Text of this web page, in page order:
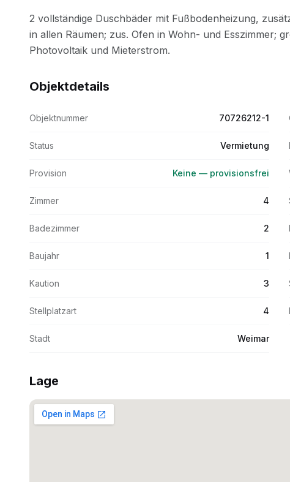
Objektdetails
Objektnummer 70726212-1
Status Vermietung
Provision Keine — provisionsfrei
Zimmer 4
Badezimmer 2
Baujahr 1
Kaution 3
Stellplatzart 4
Stadt Weimar
Lage